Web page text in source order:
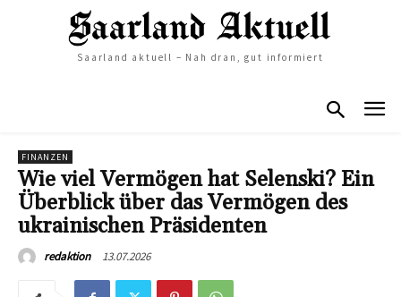
Saarland aktuell – Nah dran, gut informiert
FINANZEN
Wie viel Vermögen hat Selenski? Ein
Überblick über das Vermögen des
ukrainischen Präsidenten
redaktion 13.07.2026